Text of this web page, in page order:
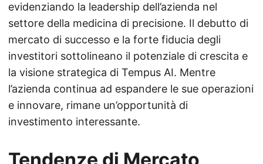
evidenziando la leadership dell’azienda nel
settore della medicina di precisione. Il debutto di
mercato di successo e la forte fiducia degli
investitori sottolineano il potenziale di crescita e
la visione strategica di Tempus AI. Mentre
l’azienda continua ad espandere le sue operazioni
e innovare, rimane un’opportunità di
investimento interessante.